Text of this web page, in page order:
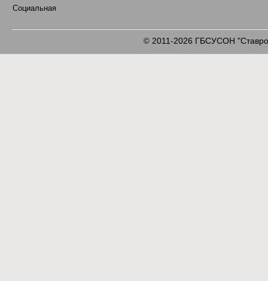
Социальная
©2011-2026 ГБСУСОН